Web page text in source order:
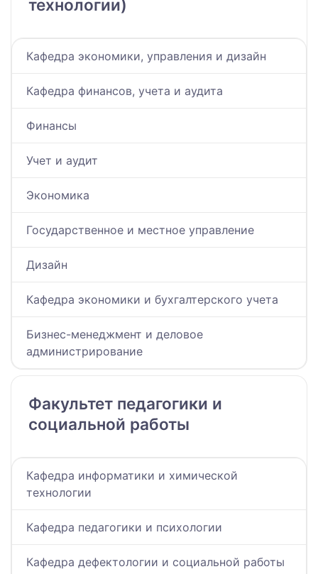
технологии)
Кафедра экономики, управления и дизайн
Кафедра финансов, учета и аудита
Финансы
Учет и аудит
Экономика
Государственное и местное управление
Дизайн
Кафедра экономики и бухгалтерского учета
Бизнес-менеджмент и деловое
администрирование
Факультет педагогики и
социальной работы
Кафедра информатики и химической
технологии
Кафедра педагогики и психологии
Кафедра дефектологии и социальной работы